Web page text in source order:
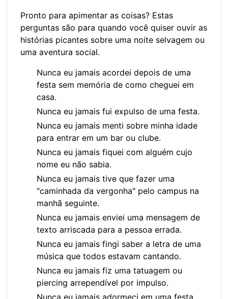
Pronto para apimentar as coisas? Estas
perguntas são para quando você quiser ouvir as
histórias picantes sobre uma noite selvagem ou
uma aventura social.
Nunca eu jamais acordei depois de uma
festa sem memória de como cheguei em
casa.
Nunca eu jamais fui expulso de uma festa.
Nunca eu jamais menti sobre minha idade
para entrar em um bar ou clube.
Nunca eu jamais fiquei com alguém cujo
nome eu não sabia.
Nunca eu jamais tive que fazer uma
"caminhada da vergonha" pelo campus na
manhã seguinte.
Nunca eu jamais enviei uma mensagem de
texto arriscada para a pessoa errada.
Nunca eu jamais fingi saber a letra de uma
música que todos estavam cantando.
Nunca eu jamais fiz uma tatuagem ou
piercing arrependível por impulso.